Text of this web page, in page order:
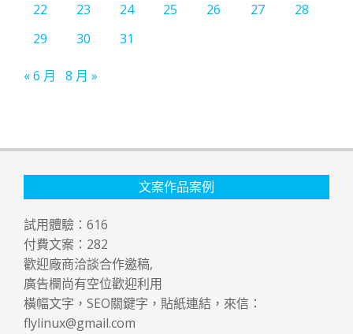
22
23 24 25 26 27
28
29
30 31
« 6 月 8 月 »
文案作品案例
試用體驗： 616
付費文案： 282
歡迎廠商洽談合作邀稿,
廣告欄尚有空位歡迎利用
橫幅文字，SEO關鍵字，貼紙連結，來信：
flylinux@gmail.com